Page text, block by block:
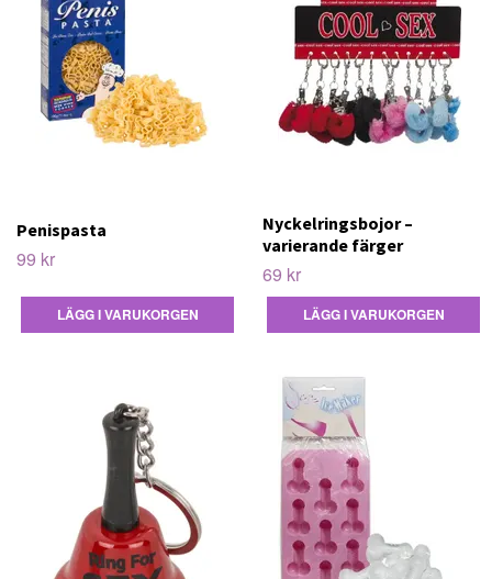
Penispasta
99 kr
Nyckelringsbojor –
varierande färger
69 kr